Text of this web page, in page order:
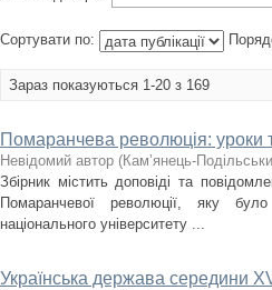
Сортувати по:
Зараз показуються 1-20 з 169
Помаранчева революція: уроки
Невідомий автор (Кам’янець-
Збірник містить доповіді та
Помаранчевої революції, яку
національного університету ...
Українська держава середини